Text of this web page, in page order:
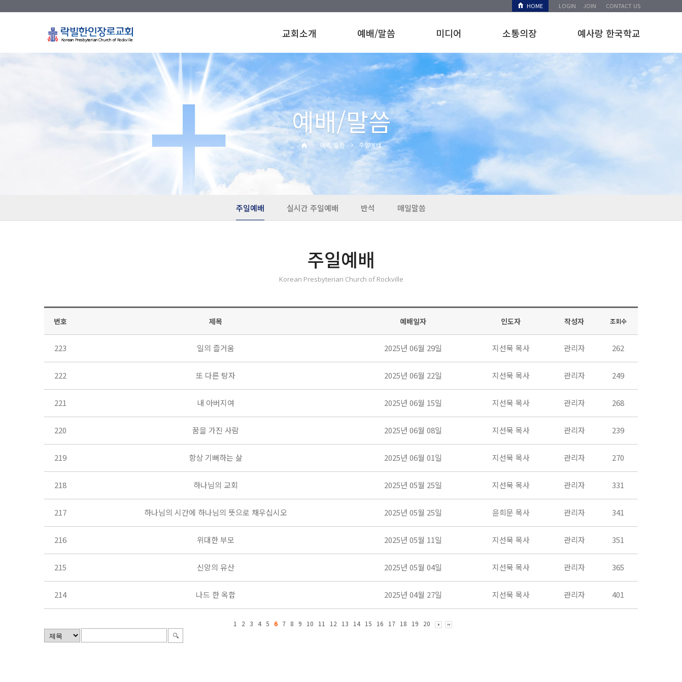
HOME LOGIN JOIN CONTACT US
교회소개 예배/말씀 미디어 소통의장 예사랑 한국학교
예배/말씀
예배/말씀 주일예배
주일예배 실시간 주일예배 반석 매일말씀
주일예배
Korean Presbyterian Church of Rockville
번호 제목 예배일자 인도자 작성자 조회수
223 일의 즐거움 2025년 06월 29일 지선묵 목사 관리자 262
222 또 다른 탕자 2025년 06월 22일 지선묵 목사 관리자 249
221 내 아버지여 2025년 06월 15일 지선묵 목사 관리자 268
220 꿈을 가진 사람 2025년 06월 08일 지선묵 목사 관리자 239
219 항상 기뻐하는 삶 2025년 06월 01일 지선묵 목사 관리자 270
218 하나님의 교회 2025년 05월 25일 지선묵 목사 관리자 331
217 하나님의 시간에 하나님의 뜻으로 채우십시오 2025년 05월 25일 윤희문 목사 관리자 341
216 위대한 부모 2025년 05월 11일 지선묵 목사 관리자 351
215 신앙의 유산 2025년 05월 04일 지선묵 목사 관리자 365
214 나드 한 옥합 2025년 04월 27일 지선묵 목사 관리자 401
1 2 3 4 5 6 7 8 9 10 11 12 13 14 15 16 17 18 19 20